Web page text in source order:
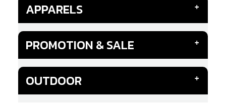
APPARELS
PROMOTION & SALE
OUTDOOR